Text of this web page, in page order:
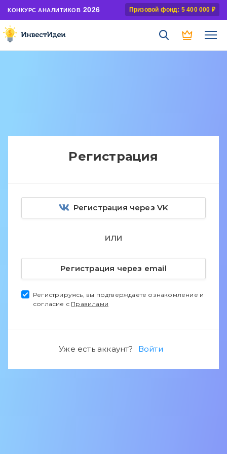
КОНКУРС АНАЛИТИКОВ 2026 Призовой фонд: 5 400 000 ₽
Регистрация
Регистрация через VK
ИЛИ
Регистрация через email
Регистрируясь, вы подтверждаете ознакомление и
согласие с Правилами
Уже есть аккаунт? Войти